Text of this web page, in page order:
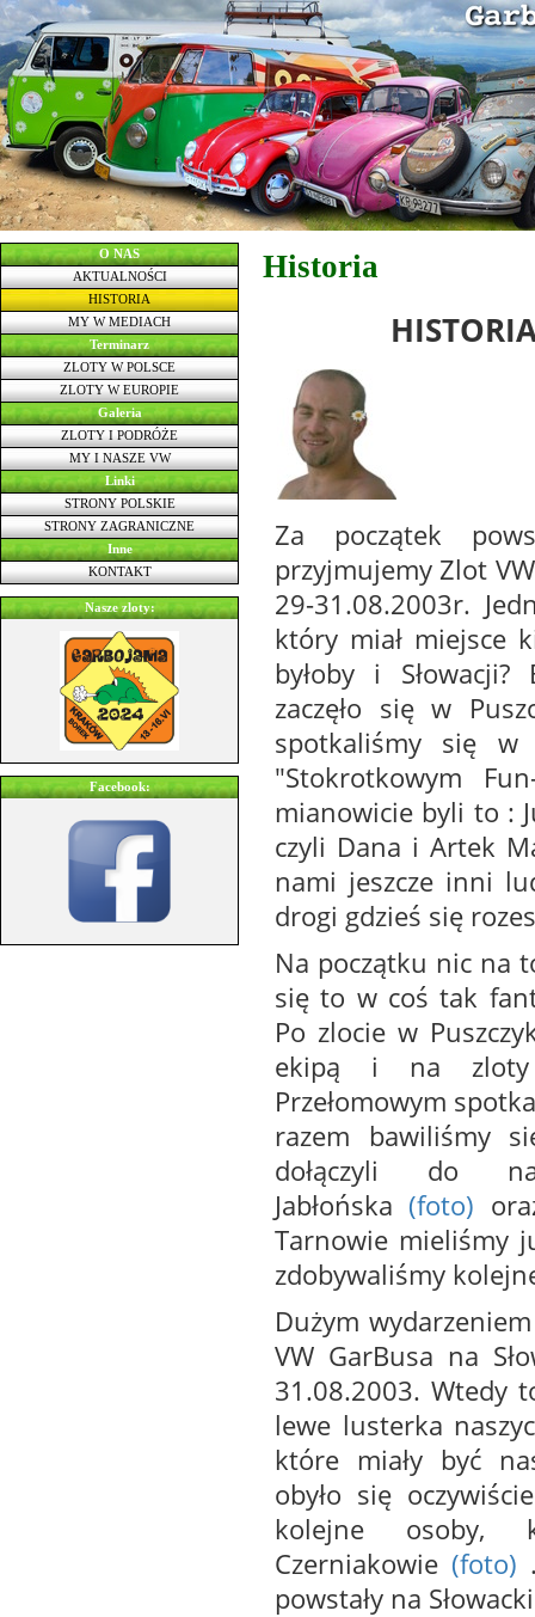
O NAS
AKTUALNOŚCI
HISTORIA
MY W MEDIACH
Terminarz
ZLOTY W POLSCE
ZLOTY W EUROPIE
Galeria
ZLOTY I PODRÓŻE
MY I NASZE VW
Linki
STRONY POLSKIE
STRONY ZAGRANICZNE
Inne
KONTAKT
Nasze zloty:
Facebook:
Historia
Za początek
przyjmujemy Zlot
29-31.08.2003r.
który miał miejsce
byłoby i
zaczęło się w
spotkaliśmy się
"Stokrotkowym
mianowicie byli to :
czyli Dana i Artek
nami jeszcze inni
drogi gdzieś się
Na początku nic na
się to w coś tak
Po zlocie w
ekipą i na zloty
Przełomowym
razem bawiliśmy
dołączyli do
Jabłońska (foto)
Tarnowie mieliśmy
zdobywaliśmy
Dużym
VW GarBusa na
31.08.2003. Wtedy
lewe lusterka
które miały być
obyło się
kolejne osoby,
Czerniakowie (foto)
powstały na